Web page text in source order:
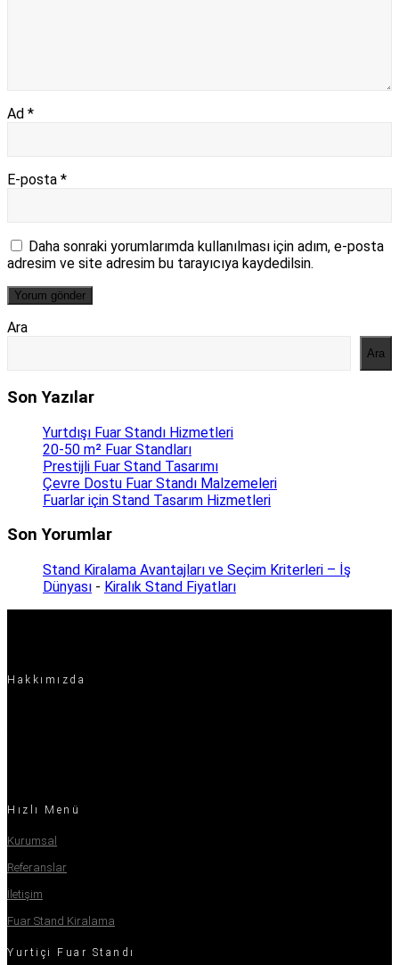
Ad *
E-posta *
Daha sonraki yorumlarımda kullanılması için adım, e-posta
adresim ve site adresim bu tarayıcıya kaydedilsin.
Ara
Ara
Son Yazılar
Yurtdışı Fuar Standı Hizmetleri
20-50 m² Fuar Standları
Prestijli Fuar Stand Tasarımı
Çevre Dostu Fuar Standı Malzemeleri
Fuarlar için Stand Tasarım Hizmetleri
Son Yorumlar
Stand Kiralama Avantajları ve Seçim Kriterleri – İş
Dünyası - Kiralık Stand Fiyatları
Hakkımızda
Hızlı Menü
Kurumsal
Referanslar
İletişim
Fuar Stand Kiralama
Yurtiçi Fuar Standı